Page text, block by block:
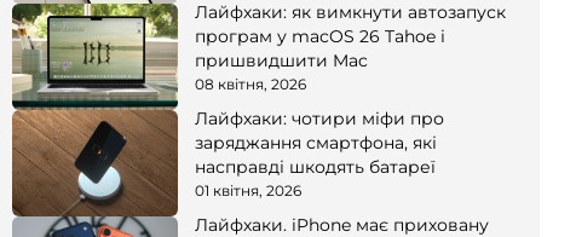
Лайфхаки: як вимкнути автозапуск
програм у macOS 26 Tahoe і
пришвидшити Mac
08 квітня, 2026
Лайфхаки: чотири міфи про
заряджання смартфона, які
насправді шкодять батареї
01 квітня, 2026
Лайфхаки. iPhone має приховану